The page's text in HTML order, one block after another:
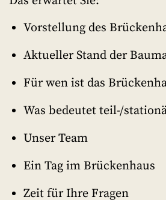
Vorstellung des
Aktueller Stand der
Für wen ist das
Was bedeutet teil-/
Unser Team
Ein Tag im Brückenhaus
Zeit für Ihre Fragen